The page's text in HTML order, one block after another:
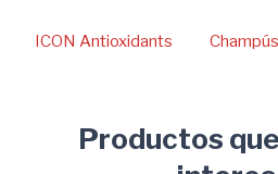
ICON Antioxidants
Productos